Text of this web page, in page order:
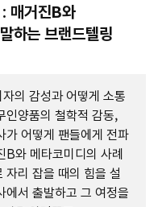
매거진B와
하는 브랜드텔링
의 감성과 어떻게 소통
인양품의 철학적 감동,
가 어떻게 팬들에게 전파
B와 메타코미디의 사례
자리 잡을 때의 힘을 설
에서 출발하고 그 여정을